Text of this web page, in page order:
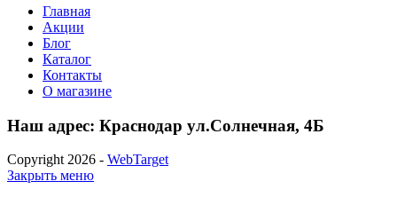
Главная
Акции
Блог
Каталог
Контакты
О магазине
Наш адрес: Краснодар ул.Солнечная, 4Б
Copyright 2026 - WebTarget
Закрыть меню